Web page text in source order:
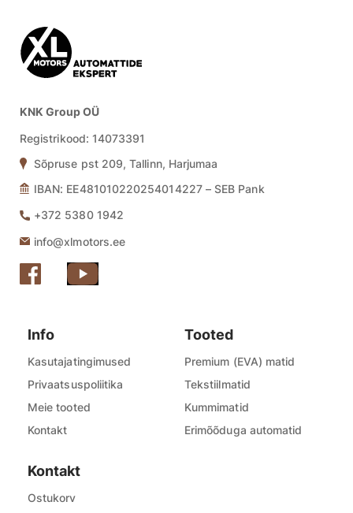
KNK Group OÜ
Registrikood: 14073391
Sõpruse pst 209, Tallinn, Harjumaa
IBAN: EE481010220254014227 – SEB Pank
+372 5380 1942
info@xlmotors.ee
Info
Kasutajatingimused
Privaatsuspoliitika
Meie tooted
Kontakt
Tooted
Premium (EVA) matid
Tekstiilmatid
Kummimatid
Erimõõduga automatid
Kontakt
Ostukorv